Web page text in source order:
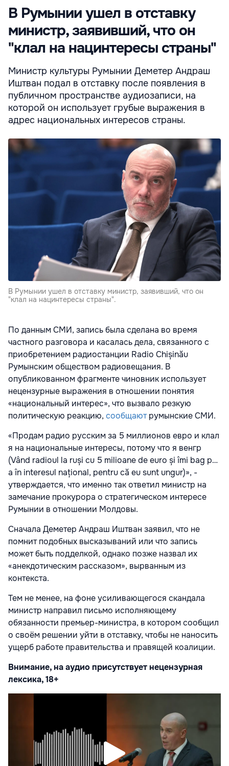
В Румынии ушел в отставку
министр, заявивший, что он
"клал на нацинтересы страны"
Министр культуры Румынии Деметер Андраш
Иштван подал в отставку после появления в
публичном пространстве аудиозаписи, на
которой он использует грубые выражения в
адрес национальных интересов страны.
В Румынии ушел в отставку министр, заявивший, что он
"клал на нацинтересы страны".
По данным СМИ, запись была сделана во время
частного разговора и касалась дела, связанного с
приобретением радиостанции Radio Chișinău
Румынским обществом радиовещания. В
опубликованном фрагменте чиновник использует
нецензурные выражения в отношении понятия
«национальный интерес», что вызвало резкую
политическую реакцию, сообщаютрумынские СМИ.
«Продам радио русским за 5 миллионов евро и клал
я на национальные интересы, потому что я венгр
(Vând radioul la ruși cu 5 milioane de euro și îmi bag p…
a în interesul național, pentru că eu sunt ungur)», -
утверждается, что именно так ответил министр на
замечание прокурора о стратегическом интересе
Румынии в отношении Молдовы.
Сначала Деметер Андраш Иштван заявил, что не
помнит подобных высказываний или что запись
может быть подделкой, однако позже назвал их
«анекдотическим рассказом», вырванным из
контекста.
Тем не менее, на фоне усиливающегося скандала
министр направил письмо исполняющему
обязанности премьер-министра, в котором сообщил
о своём решении уйти в отставку, чтобы не наносить
ущерб работе правительства и правящей коалиции.
Внимание, на аудио присутствует нецензурная
лексика, 18+